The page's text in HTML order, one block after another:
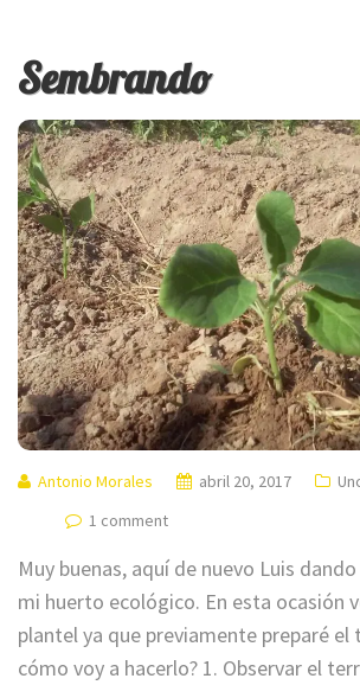
Sembrando
Antonio Morales abril 20, 2017
1 comment
Muy buenas, aquí de nuevo Luis
mi huerto ecológico. En esta ocasión
plantel ya que previamente preparé el
cómo voy a hacerlo? 1. Observar el